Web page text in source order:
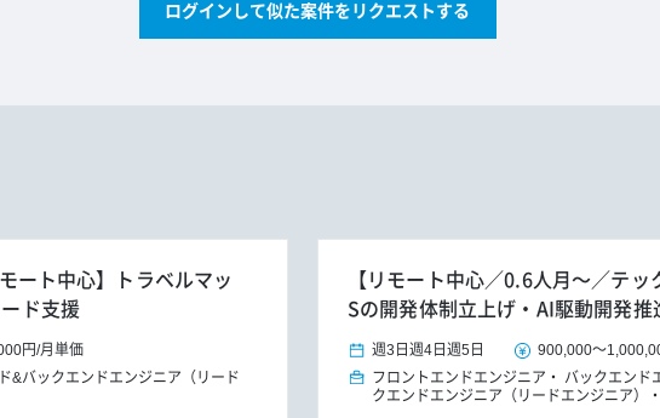
ログインして似た案件をリクエストする
ート中心】トラベルマッ
ド支援
円/月単価
&バックエンドエンジニア（リード
【リモート中心／0.6人月～／テ
Sの開発体制立上げ・AI駆動開発推
週3日 週4日 週5日 900,000～
フロントエンドエンジニア
バックエンド
クエンドエンジニア（リードエンジニア）